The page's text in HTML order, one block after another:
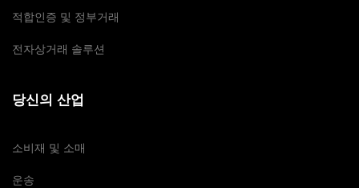
적합인증 및 정부거래
전자상거래 솔루션
당신의 산업
소비재 및 소매
운송